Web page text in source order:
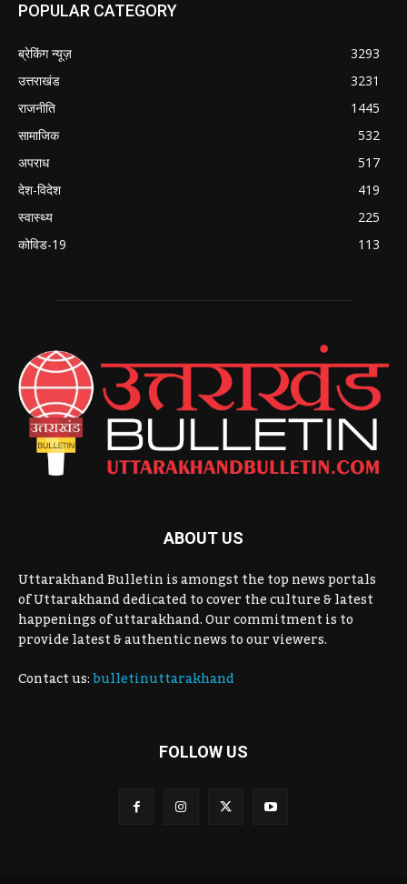
POPULAR CATEGORY
ब्रेकिंग न्यूज़
3293
उत्तराखंड
3231
राजनीति
1445
सामाजिक
532
अपराध
517
देश-विदेश
419
स्वास्थ्य
225
कोविड-19
113
ABOUT US
Uttarakhand Bulletin is amongst the top news portals
of Uttarakhand dedicated to cover the culture & latest
happenings of uttarakhand. Our commitment is to
provide latest & authentic news to our viewers.
Contact us:bulletinuttarakhand
FOLLOW US